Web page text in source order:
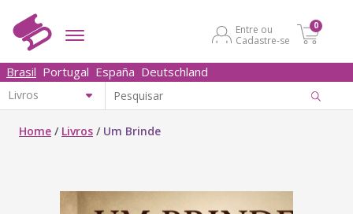
Entre ou
Cadastre-se
0
Brasil Portugal España Deutschland
Home / Livros / Um Brinde